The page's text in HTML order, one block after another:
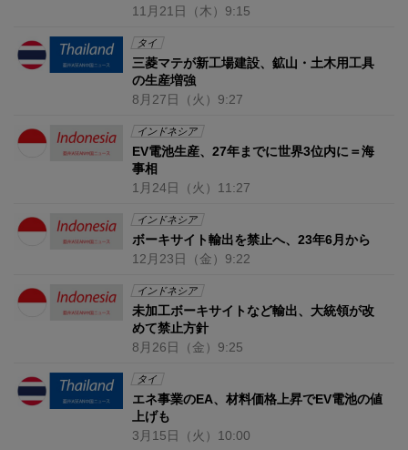
11月21日 （木） 9:15
タイ
三菱マテが新工場建設、鉱山・土木用工具
の生産増強
8月27日 （火） 9:27
インドネシア
EV電池生産、27年までに世界3位内に＝海
事相
1月24日 （火） 11:27
インドネシア
ボーキサイト輸出を禁止へ、23年6月から
12月23日 （金） 9:22
インドネシア
未加工ボーキサイトなど輸出、大統領が改
めて禁止方針
8月26日 （金） 9:25
タイ
エネ事業のEA、材料価格上昇でEV電池の値
上げも
3月15日 （火） 10:00